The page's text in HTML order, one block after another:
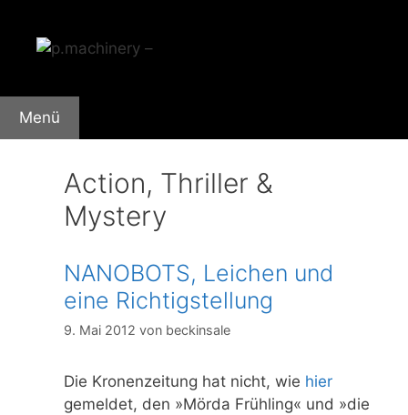
Inhalt
springen
Menü
Action, Thriller &
Mystery
NANOBOTS, Leichen und
eine Richtigstellung
9. Mai 2012 von beckinsale
Die Kronenzeitung hat nicht, wie hier
gemeldet, den »Mörda Frühling« und »die